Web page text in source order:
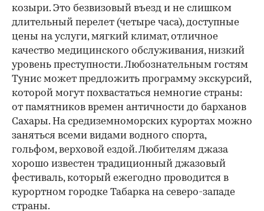
козыри. Это безвизовый въезд и не слишком
длительный перелет (четыре часа), доступные
цены на услуги, мягкий климат, отличное
качество медицинского обслуживания, низкий
уровень преступности. Любознательным гостям
Тунис может предложить программу экскурсий,
которой могут похвастаться немногие страны:
от памятников времен античности до барханов
Сахары. На средиземноморских курортах можно
заняться всеми видами водного спорта,
гольфом, верховой ездой. Любителям джаза
хорошо известен традиционный джазовый
фестиваль, который ежегодно проводится в
курортном городке Табарка на северо-западе
страны.